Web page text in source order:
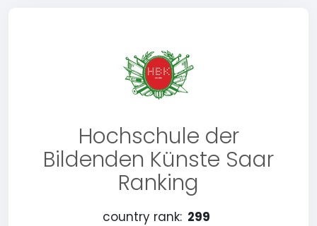
Hochschule der
Bildenden Künste Saar
Ranking
country rank: 299